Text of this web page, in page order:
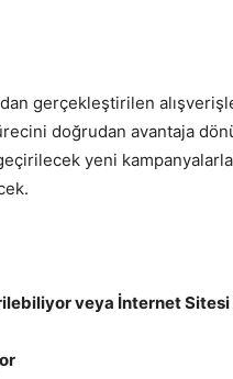
gerçekleştirilen
doğrudan avantaja
yeni kampanyalarla
veya İnternet